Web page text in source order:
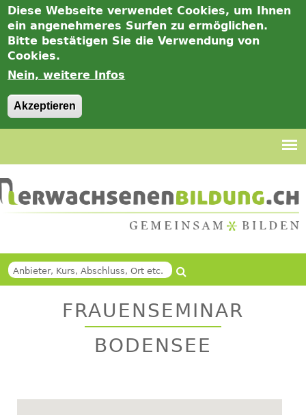
Diese Webseite verwendet Cookies, um Ihnen
ein angenehmeres Surfen zu ermöglichen.
Bitte bestätigen Sie die Verwendung von
Cookies.
Nein, weitere Infos
Akzeptieren
Suche
Back
FRAUENSEMINAR
BODENSEE